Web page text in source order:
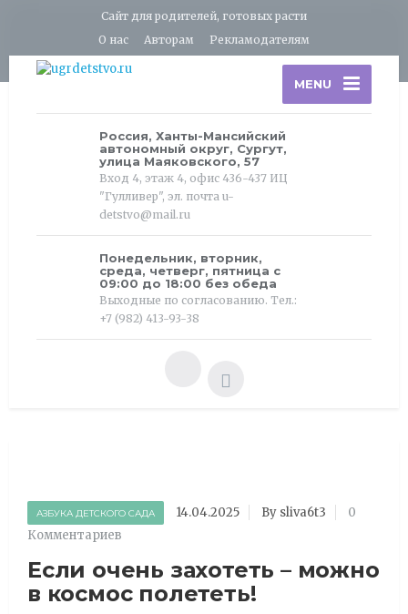
Сайт для родителей, готовых расти
О нас
Авторам Рекламодателям
MENU
Россия, Ханты-Мансийский
автономный округ, Сургут,
улица Маяковского, 57
Вход 4, этаж 4, офис 436-437 ИЦ
"Гулливер", эл. почта u-
detstvo@mail.ru
Понедельник, вторник,
среда, четверг, пятница с
09:00 до 18:00 без обеда
Выходные по согласованию. Тел.:
+7 (982) 413-93-38
АЗБУКА ДЕТСКОГО САДА 14.04.2025 By sliva6t3
0
Комментариев
Если очень захотеть – можно
в космос полететь!